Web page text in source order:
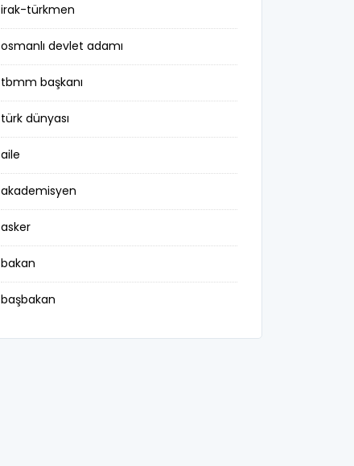
irak-türkmen
osmanlı devlet adamı
tbmm başkanı
türk dünyası
aile
akademisyen
asker
bakan
başbakan
belediye başkanı